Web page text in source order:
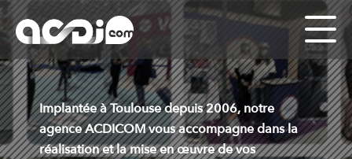
Implantée à Toulouse depuis 2006, notre
agence ACDICOM vous accompagne dans la
réalisation et la mise en œuvre de vos
Panneau de gestion des cookies